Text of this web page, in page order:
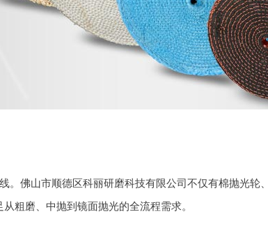
。佛山市顺德区科丽研磨科技有限公司不仅有棉抛光轮
粗磨、中抛到镜面抛光的全流程需求。